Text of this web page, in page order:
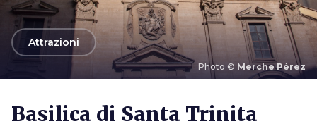
Photo © Merche Pérez
arrow_back
Attrazioni
Basilica di Santa Trinita